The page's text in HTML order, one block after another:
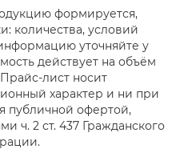
формируется,
количества, условий
уточняйте у
действует на объём
лист носит
характер и ни при
публичной офертой,
ч. 2 ст. 437 Гражданского